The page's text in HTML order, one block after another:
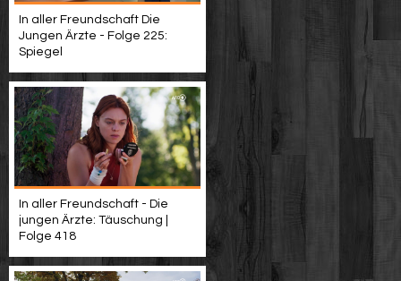
In aller Freundschaft Die
Jungen Ärzte - Folge 225:
Spiegel
In aller Freundschaft - Die
jungen Ärzte: Täuschung |
Folge 418